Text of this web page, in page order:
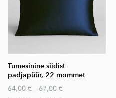
Tumesinine siidist
padjapüür, 22 mommet
64,00 €–67,00 €